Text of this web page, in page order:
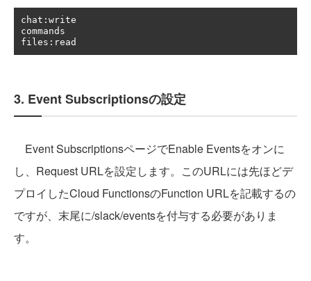
chat : write
commands
files : read
3. Event Subscriptionsの設定
Event SubscriptionsページでEnable Eventsをオンに
し、Request URLを設定します。このURLには先ほどデ
プロイしたCloud FunctionsのFunction URLを記載するの
ですが、末尾に/slack/eventsを付与する必要がありま
す。